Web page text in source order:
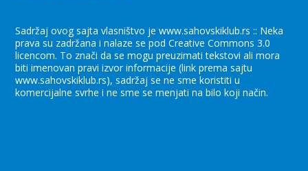
Sadržaj ovog sajta vlasništvo je www.sahovskiklub.rs :: Neka
prava su zadržana i nalaze se pod Creative Commons 3.0
licencom. To znači da se mogu preuzimati tekstovi ali mora
biti imenovan pravi izvor informacije (link prema sajtu
www.sahovskiklub.rs), sadržaj se ne sme koristiti u
komercijalne svrhe i ne sme se menjati na bilo koji način.